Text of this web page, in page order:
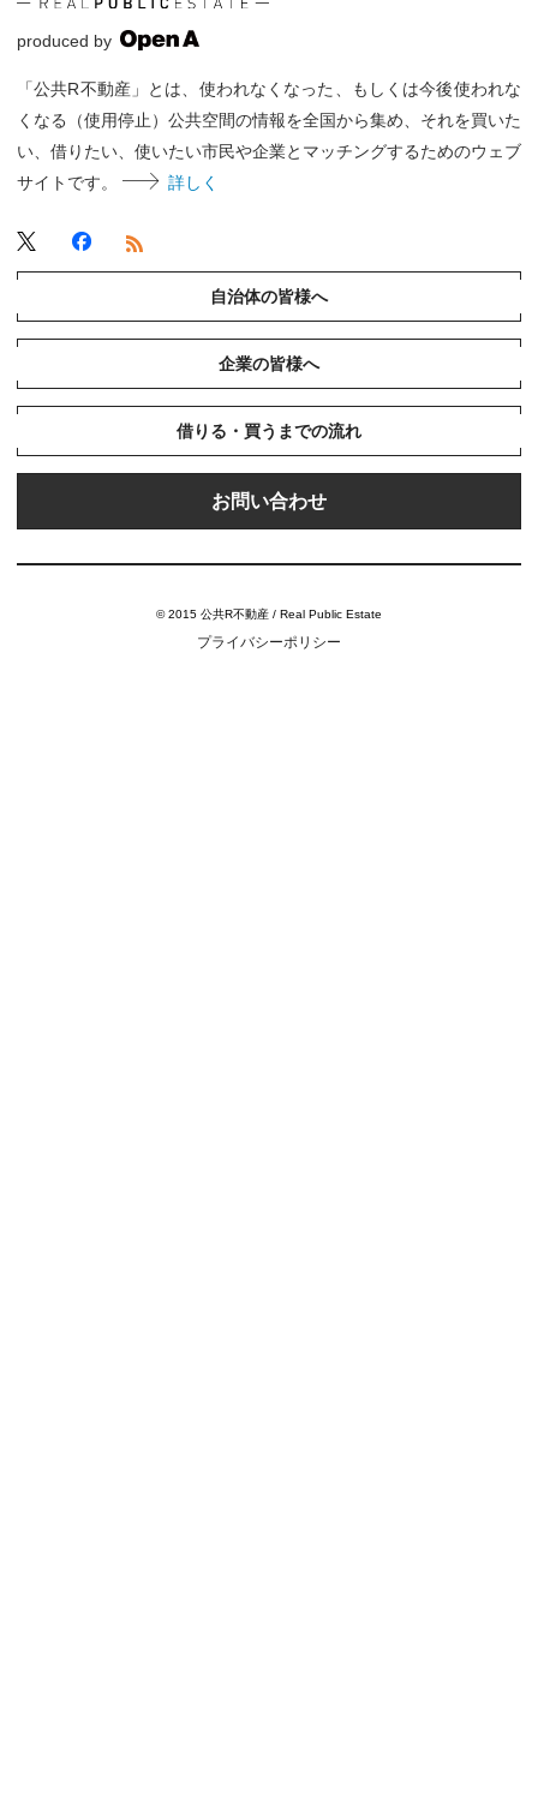
produced by
「公共R不動産」とは、使われなくなった、もしくは今後使われな
くなる（使用停止）公共空間の情報を全国から集め、それを買いた
い、借りたい、使いたい市民や企業とマッチングするためのウェブ
サイトです。
詳しく
自治体の皆様へ
企業の皆様へ
借りる・買うまでの流れ
お問い合わせ
© 2015 公共R不動産 / Real Public Estate
プライバシーポリシー